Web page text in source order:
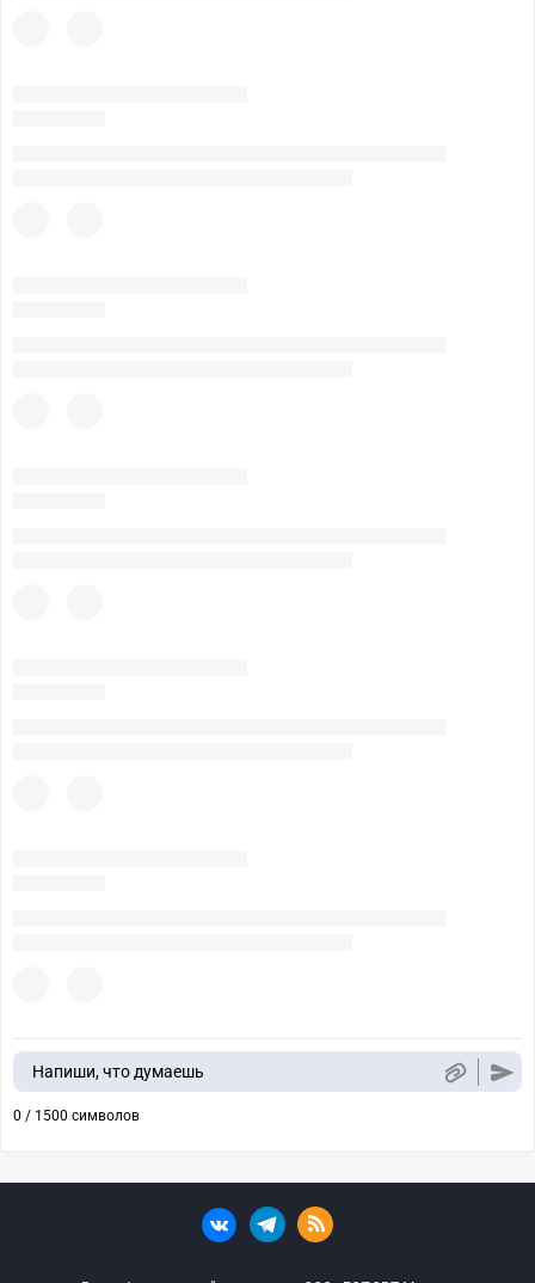
Напиши, что думаешь
0 / 1500 символов